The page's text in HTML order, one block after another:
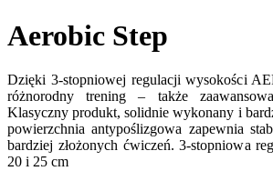
Aerobic Step
Dzięki 3-stopniowej regulacji wysokości
różnorodny trening – także
Klasyczny produkt, solidnie wykonany i
powierzchnia antypoślizgowa zapewnia
bardziej złożonych ćwiczeń. 3-stopniowa
20 i 25 cm